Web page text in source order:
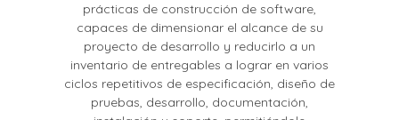
prácticas de construcción de software,
capaces de dimensionar el alcance de su
proyecto de desarrollo y reducirlo a un
inventario de entregables a lograr en varios
ciclos repetitivos de especificación, diseño de
pruebas, desarrollo, documentación,